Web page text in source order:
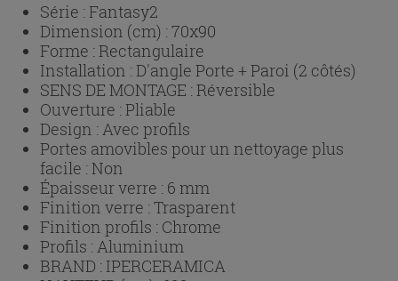
Série :Fantasy2
Dimension (cm) :70x90
Forme :Rectangulaire
Installation :D'angle Porte + Paroi (2 côtés)
SENS DE MONTAGE :Réversible
Ouverture :Pliable
Design :Avec profils
Portes amovibles pour un nettoyage plus
facile :Non
Épaisseur verre : 6 mm
Finition verre :Trasparent
Finition profils : Chrome
Profils :Aluminium
BRAND : IPERCERAMICA